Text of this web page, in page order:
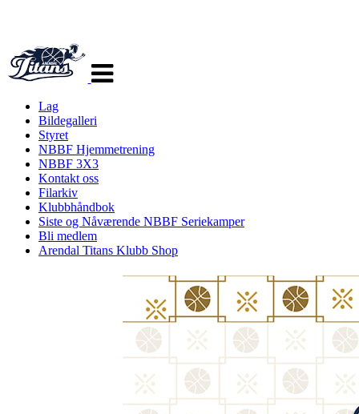
navigasjon
Lag
Bildegalleri
Styret
NBBF Hjemmetrening
NBBF 3X3
Kontakt oss
Filarkiv
Klubbhåndbok
Siste og Nåværende NBBF Seriekamper
Bli medlem
Arendal Titans Klubb Shop